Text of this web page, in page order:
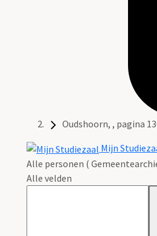
Oudshoorn, , pagina
Mijn
Alle personen (
Alle velden